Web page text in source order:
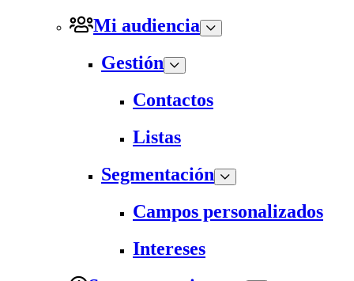
Mi audiencia
Gestión
Contactos
Listas
Segmentación
Campos personalizados
Intereses